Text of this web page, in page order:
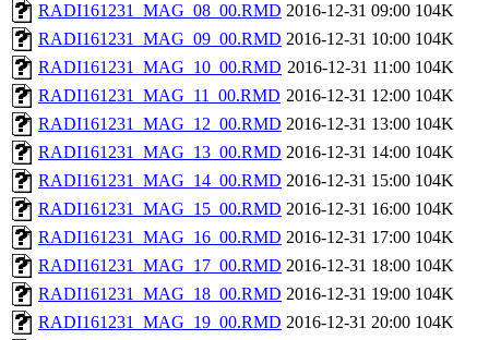
RADI161231_MAG_08_00.RMD 2016-12-31 09:00 104K
RADI161231_MAG_09_00.RMD 2016-12-31 10:00 104K
RADI161231_MAG_10_00.RMD 2016-12-31 11:00 104K
RADI161231_MAG_11_00.RMD 2016-12-31 12:00 104K
RADI161231_MAG_12_00.RMD 2016-12-31 13:00 104K
RADI161231_MAG_13_00.RMD 2016-12-31 14:00 104K
RADI161231_MAG_14_00.RMD 2016-12-31 15:00 104K
RADI161231_MAG_15_00.RMD 2016-12-31 16:00 104K
RADI161231_MAG_16_00.RMD 2016-12-31 17:00 104K
RADI161231_MAG_17_00.RMD 2016-12-31 18:00 104K
RADI161231_MAG_18_00.RMD 2016-12-31 19:00 104K
RADI161231_MAG_19_00.RMD 2016-12-31 20:00 104K